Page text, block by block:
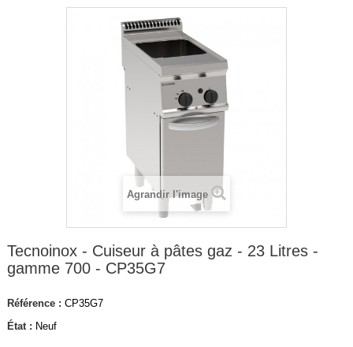
Agrandir l'image
Tecnoinox - Cuiseur à pâtes gaz - 23 Litres -
gamme 700 - CP35G7
Référence : CP35G7
État : Neuf